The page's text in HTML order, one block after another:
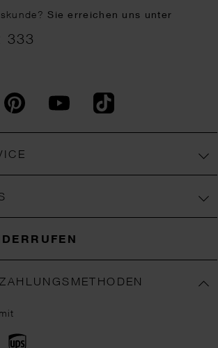
Sie erreichen uns unter
333
PinterestYouTubeTikTok